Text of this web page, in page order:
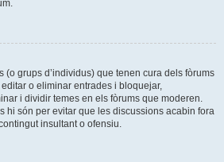
(o grups d’individus) que tenen cura dels fòrums
o eliminar entrades i bloquejar,
i dividir temes en els fòrums que moderen.
hi són per evitar que les discussions acabin fora
insultant o ofensiu.